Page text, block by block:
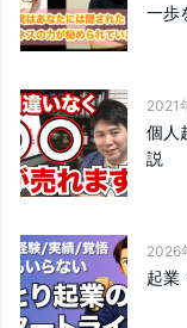
一歩
2021
個人
説
2026
起業